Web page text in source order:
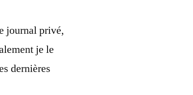
journal privé,
je le
dernières